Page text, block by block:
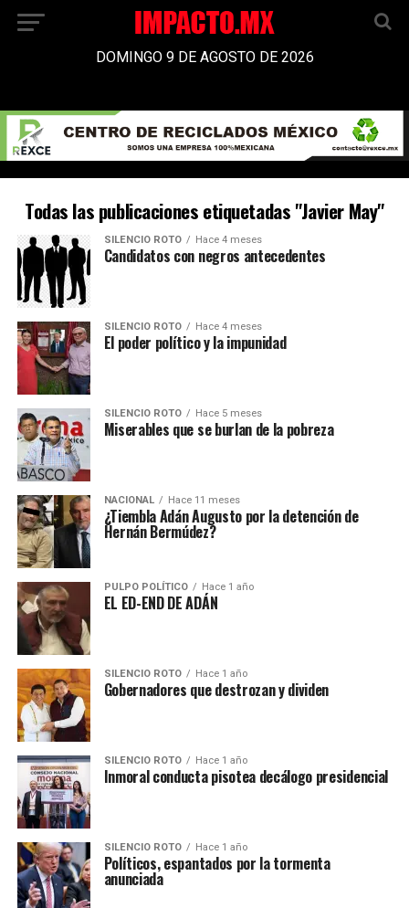
DOMINGO 9 DE AGOSTO DE 2026
Todas las publicaciones etiquetadas "Javier May"
SILENCIO ROTO Hace 4 meses
Candidatos con negros antecedentes
SILENCIO ROTO Hace 4 meses
El poder político y la impunidad
SILENCIO ROTO Hace 5 meses
Miserables que se burlan de la pobreza
NACIONAL Hace 11 meses
¿Tiembla Adán Augusto por la detención de
Hernán Bermúdez?
PULPO POLÍTICO Hace 1 año
EL ED-END DE ADÁN
SILENCIO ROTO Hace 1 año
Gobernadores que destrozan y dividen
SILENCIO ROTO Hace 1 año
Inmoral conducta pisotea decálogo presidencial
SILENCIO ROTO Hace 1 año
Políticos, espantados por la tormenta
anunciada